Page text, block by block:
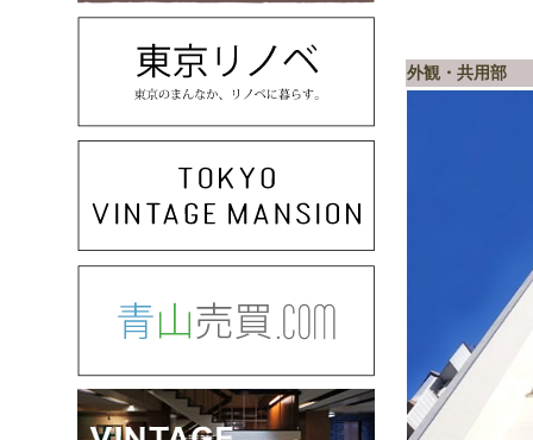
外観・共用部